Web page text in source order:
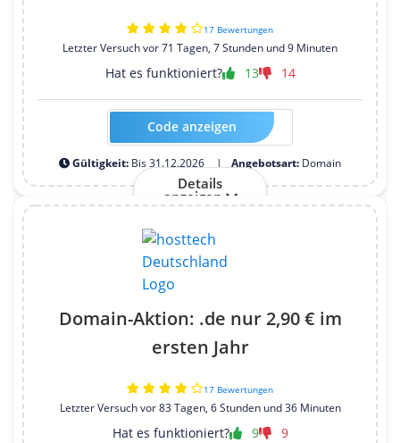
17 Bewertungen
Letzter Versuch vor 71 Tagen, 7 Stunden und 9 Minuten
Hat es funktioniert? 13 14
Kein Code erforderlich
Code anzeigen
Gültigkeit: Bis 31.12.2026 Angebotsart: Domain
Details
anzeigen
Domain-Aktion: .de nur 2,90 € im
ersten Jahr
17 Bewertungen
Letzter Versuch vor 83 Tagen, 6 Stunden und 36 Minuten
Hat es funktioniert? 9 9